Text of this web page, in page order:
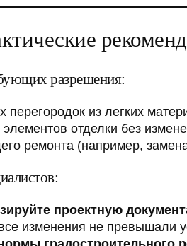
разрешения:
перегородок из легких
отделки без
ремонта (например,
проектную
изменения не превышали